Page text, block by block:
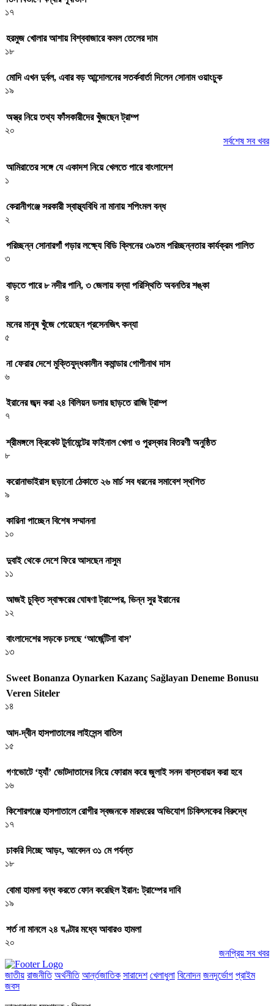
১৭
হরমুজ খোলার আশায় বিশ্ববাজারে কমল তেলের দাম
১৮
মোদি এখন দুর্বল, এবার বড় আন্দোলনের সতর্কবার্তা দিলেন সোনাম ওয়াংচুক
১৯
অস্ত্র নিয়ে তথ্য ফাঁসকারীদের খুঁজছেন ট্রাম্প
২০
সর্বশেষ সব খবর
আমিরাতের সঙ্গে যে একাদশ নিয়ে খেলতে পারে বাংলাদেশ
১
কেরানীগঞ্জে সরকারী স্বাস্থ্যবিধি না মানায় শপিংমল বন্ধ
২
পরিচ্ছন্ন সোনারগাঁ গড়ার লক্ষ্যে বিডি ক্লিনের ৩৯তম পরিচ্ছন্নতার কার্যক্রম পালিত
৩
বাড়তে পারে ৮ নদীর পানি, ৩ জেলায় বন্যা পরিস্থিতি অবনতির শঙ্কা
৪
মনের মানুষ খুঁজে পেয়েছেন প্রসেনজিৎ কন্যা
৫
না ফেরার দেশে মুক্তিযুদ্ধকালীন কমান্ডার গোপীনাথ দাস
৬
ইরানের জব্দ করা ২৪ বিলিয়ন ডলার ছাড়তে রাজি ট্রাম্প
৭
শ্রীমঙ্গলে ক্রিকেট টুর্নামেন্টের ফাইনাল খেলা ও পুরস্কার বিতরণী অনুষ্ঠিত
৮
করোনাভাইরাস ছড়ানো ঠেকাতে ২৬ মার্চ সব ধরনের সমাবেশ স্থগিত
৯
কারিনা পাচ্ছেন বিশেষ সম্মাননা
১০
দুবাই থেকে দেশে ফিরে আসছেন নাসুম
১১
আজই চুক্তি স্বাক্ষরের ঘোষণা ট্রাম্পের, ভিন্ন সুর ইরানের
১২
বাংলাদেশের সড়কে চলছে ‘আর্জেন্টিনা বাস’
১৩
Sweet Bonanza Oynarken Kazanç Sağlayan Deneme Bonusu
Veren Siteler
১৪
আদ-দ্বীন হাসপাতালের লাইসেন্স বাতিল
১৫
গণভোটে ‘হ্যাঁ’ ভোটদাতাদের নিয়ে ফোরাম করে জুলাই সনদ বাস্তবায়ন করা হবে
১৬
কিশোরগঞ্জে হাসপাতালে রোগীর স্বজনকে মারধরের অভিযোগ চিকিৎসকের বিরুদ্ধে
১৭
চাকরি দিচ্ছে আড়ং, আবেদন ৩১ মে পর্যন্ত
১৮
বোমা হামলা বন্ধ করতে ফোন করেছিল ইরান: ট্রাম্পের দাবি
১৯
শর্ত না মানলে ২৪ ঘণ্টার মধ্যে আবারও হামলা
২০
জনপ্রিয় সব খবর
জাতীয় রাজনীতি অর্থনীতি আর্ন্তজাতিক সারাদেশ খেলাধুলা বিনোদন জনদূর্ভোগ প্রাইম
জবস